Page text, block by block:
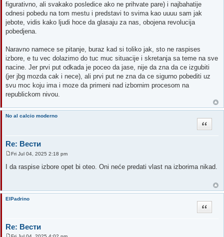
figurativno, ali svakako posledice ako ne prihvate pare) i najbahatije
odnesi pobedu na tom mestu i predstavi to svima kao uuuu sam jak
jebote, vidis kako ljudi hoce da glasaju za nas, obojena revolucija
pobedjena.
Naravno namece se pitanje, buraz kad si toliko jak, sto ne raspises
izbore, e tu vec dolazimo do tuc muc situacije i skretanja sa teme na sve
nacine. Jer prvi put odkada je poceo da jase, nije da zna da ce izgubiti
(jer jbg mozda cak i nece), ali prvi put ne zna da ce sigurno pobediti uz
svu moc koju ima i moze da primeni nad izbornim procesom na
republickom nivou.
No al calcio moderno
Re: Вести
Quote
o
s
Fri Jul 04, 2025 2:18 pm
I da raspise izbore opet bi oteo. Oni neće predati vlast na izborima nikad.
ElPadrino
Re: Вести
Quote